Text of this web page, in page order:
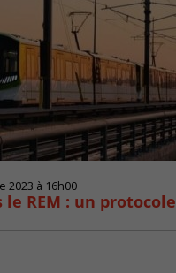
2023 à 16h00
le REM : un protocole